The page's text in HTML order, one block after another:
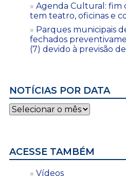
Agenda Cultural: fim
tem teatro, oficinas e
Parques municipais
fechados
(7) devido à previsão
NOTÍCIAS POR DATA
Notícias
por
ACESSE TAMBÉM
Vídeos